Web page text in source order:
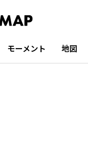
モーメント 地図